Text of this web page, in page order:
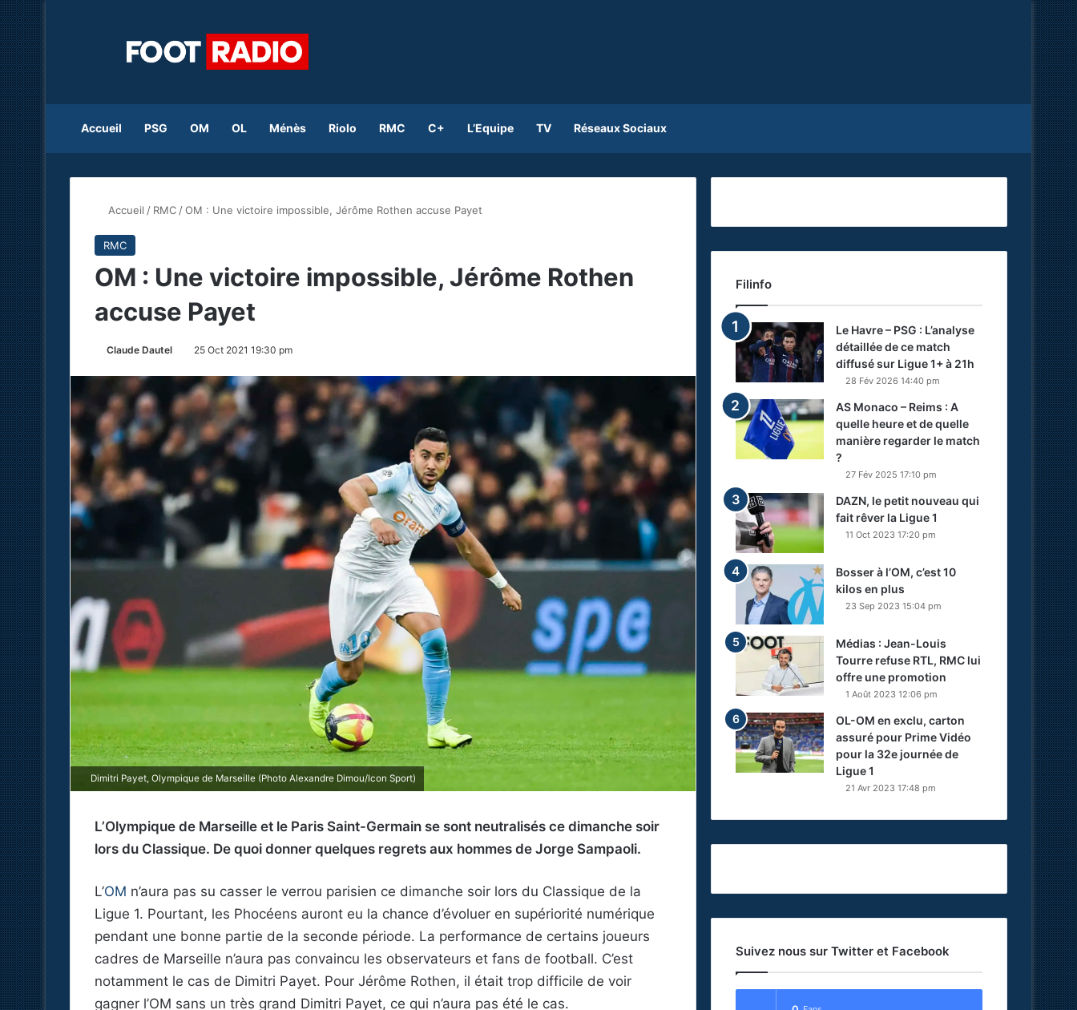
Accueil PSG OM OL Ménès Riolo RMC C+ L’Equipe TV Réseaux Sociaux
Accueil / RMC /OM : Une victoire impossible, Jérôme Rothen accuse Payet
RMC
OM : Une victoire impossible, Jérôme Rothen
accuse Payet
Claude Dautel 25 Oct 2021 19:30 pm
Dimitri Payet, Olympique de Marseille (Photo Alexandre Dimou/Icon Sport)
L’Olympique de Marseille et le Paris Saint-Germain se sont neutralisés ce dimanche soir
lors du Classique. De quoi donner quelques regrets aux hommes de Jorge Sampaoli.
L’OM n’aura pas su casser le verrou parisien ce dimanche soir lors du Classique de la
Ligue 1. Pourtant, les Phocéens auront eu la chance d’évoluer en supériorité numérique
pendant une bonne partie de la seconde période. La performance de certains joueurs
cadres de Marseille n’aura pas convaincu les observateurs et fans de football. C’est
notamment le cas de Dimitri Payet. Pour Jérôme Rothen, il était trop difficile de voir
gagner l’OM sans un très grand Dimitri Payet, ce qui n’aura pas été le cas.
Filinfo
Le Havre – PSG : L’analyse
détaillée de ce match
diffusé sur Ligue 1+ à 21h
28 Fév 2026 14:40 pm
AS Monaco – Reims : A
quelle heure et de quelle
manière regarder le match
?
27 Fév 2025 17:10 pm
DAZN, le petit nouveau qui
fait rêver la Ligue 1
11 Oct 2023 17:20 pm
Bosser à l’OM, c’est 10
kilos en plus
23 Sep 2023 15:04 pm
Médias : Jean-Louis
Tourre refuse RTL, RMC lui
offre une promotion
1 Août 2023 12:06 pm
OL-OM en exclu, carton
assuré pour Prime Vidéo
pour la 32e journée de
Ligue 1
21 Avr 2023 17:48 pm
Suivez nous sur Twitter et Facebook